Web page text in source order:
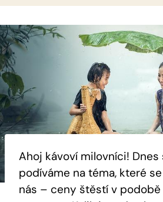
Ahoj kávoví milovníci!
podíváme na téma, které
nás – ceny štěstí v